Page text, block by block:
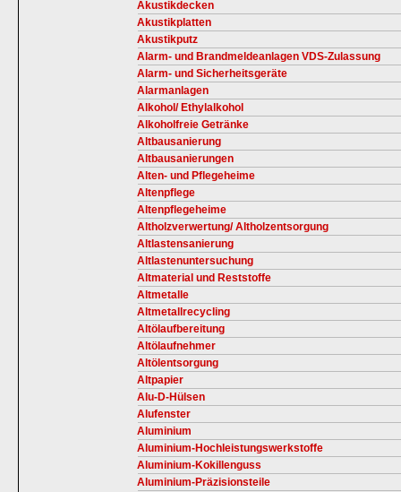
Akustikdecken
Akustikplatten
Akustikputz
Alarm- und Brandmeldeanlagen VDS-Zulassung
Alarm- und Sicherheitsgeräte
Alarmanlagen
Alkohol/ Ethylalkohol
Alkoholfreie Getränke
Altbausanierung
Altbausanierungen
Alten- und Pflegeheime
Altenpflege
Altenpflegeheime
Altholzverwertung/ Altholzentsorgung
Altlastensanierung
Altlastenuntersuchung
Altmaterial und Reststoffe
Altmetalle
Altmetallrecycling
Altölaufbereitung
Altölaufnehmer
Altölentsorgung
Altpapier
Alu-D-Hülsen
Alufenster
Aluminium
Aluminium-Hochleistungswerkstoffe
Aluminium-Kokillenguss
Aluminium-Präzisionsteile